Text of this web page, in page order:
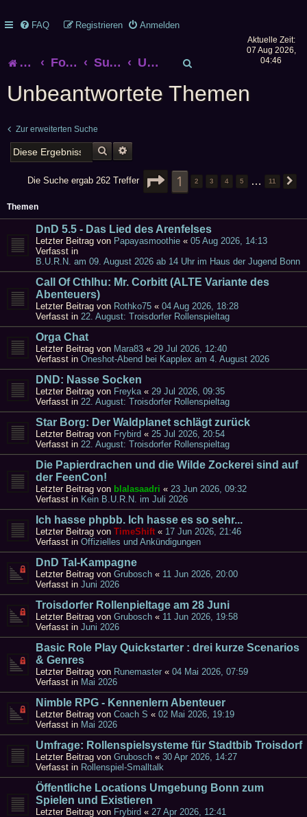
FAQ Anmelden
Registrieren
Startseite
Foren-Übersicht Suche Unbeantwortete Themen
u
Aktuelle Zeit:
07 Aug 2026,
04:46
Unbeantwortete Themen
Zur erweiterten Suche
SUCHE
Die Suche ergab 262 Treffer SEITE
1 2 3 4 5 … 11
Themen
DnD 5.5 - Das Lied des Arenfelses
Letzter Beitrag von Papayasmoothie « 05 Aug 2026, 14:13
Verfasst in
B.U.R.N. am 09. August 2026 ab 14 Uhr im Haus der Jugend Bonn
Call Of Cthlhu: Mr. Corbitt (ALTE Variante des
Abenteuers)
Letzter Beitrag von Rothko75 « 04 Aug 2026, 18:28
Verfasst in 22. August: Troisdorfer Rollenspieltag
Orga Chat
Letzter Beitrag von Mara83 « 29 Jul 2026, 12:40
Verfasst in Oneshot-Abend bei Kapplex am 4. August 2026
DND: Nasse Socken
Letzter Beitrag von Freyka « 29 Jul 2026, 09:35
Verfasst in 22. August: Troisdorfer Rollenspieltag
Star Borg: Der Waldplanet schlägt zurück
Letzter Beitrag von Frybird « 25 Jul 2026, 20:54
Verfasst in 22. August: Troisdorfer Rollenspieltag
Die Papierdrachen und die Wilde Zockerei sind auf
der FeenCon!
Letzter Beitrag von blalasaadri « 23 Jun 2026, 09:32
Verfasst in Kein B.U.R.N. im Juli 2026
Ich hasse phpbb. Ich hasse es so sehr...
Letzter Beitrag von TimeShift « 17 Jun 2026, 21:46
Verfasst in Offizielles und Ankündigungen
DnD Tal-Kampagne
Letzter Beitrag von Grubosch « 11 Jun 2026, 20:00
Verfasst in Juni 2026
Troisdorfer Rollenpieltage am 28 Juni
Letzter Beitrag von Grubosch « 11 Jun 2026, 19:58
Verfasst in Juni 2026
Basic Role Play Quickstarter : drei kurze Scenarios
& Genres
Letzter Beitrag von Runemaster « 04 Mai 2026, 07:59
Verfasst in Mai 2026
Nimble RPG - Kennenlern Abenteuer
Letzter Beitrag von Coach S « 02 Mai 2026, 19:19
Verfasst in Mai 2026
Umfrage: Rollenspielsysteme für Stadtbib Troisdorf
Letzter Beitrag von Grubosch « 30 Apr 2026, 14:27
Verfasst in Rollenspiel-Smalltalk
Öffentliche Locations Umgebung Bonn zum
Spielen und Existieren
Letzter Beitrag von Frybird « 27 Apr 2026, 12:41